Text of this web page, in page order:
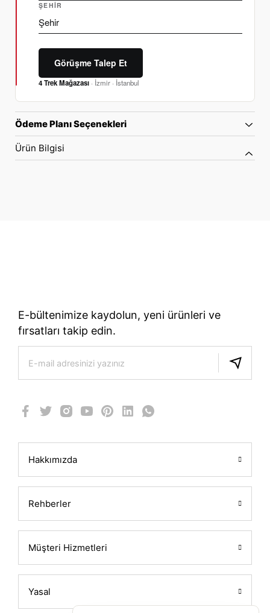
ŞEHIR
Görüşme Talep Et
4 Trek Mağazası · İzmir · İstanbul
Ödeme Planı Seçenekleri
Ürün Bilgisi
E-bültenimize kaydolun, yeni ürünleri ve
fırsatları takip edin.
Hakkımızda
Rehberler
Müşteri Hizmetleri
Yasal